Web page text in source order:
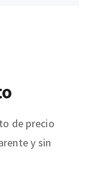
de precio
y sin